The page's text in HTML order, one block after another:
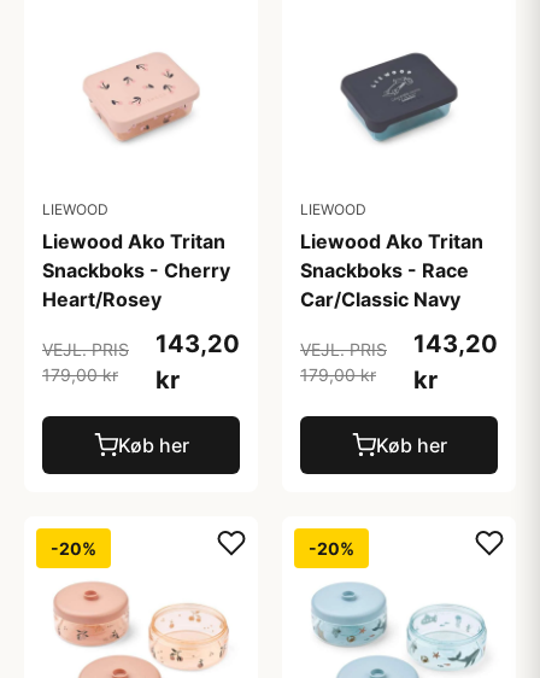
LIEWOOD
Liewood Ako Tritan
Snackboks - Cherry
Heart/Rosey
VEJL. PRIS
179,00 kr
143,20
kr
Køb her
LIEWOOD
Liewood Ako Tritan
Snackboks - Race
Car/Classic Navy
VEJL. PRIS
179,00 kr
143,20
kr
Køb her
-20% -20%